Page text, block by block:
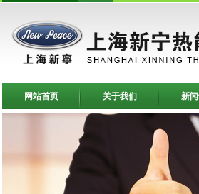
网站首页 关于我们 新